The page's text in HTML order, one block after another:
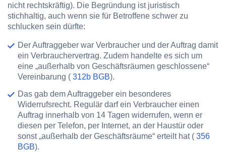
nicht rechtskräftig). Die Begründung ist juristisch
stichhaltig, auch wenn sie für Betroffene schwer zu
schlucken sein dürfte:
Der Auftraggeber war Verbraucher und der Auftrag damit
ein Verbrauchervertrag. Zudem handelte es sich um
eine „außerhalb von Geschäftsräumen geschlossene“
Vereinbarung ( 312b BGB).
Das gab dem Auftraggeber ein besonderes
Widerrufsrecht. Regulär darf ein Verbraucher einen
Auftrag innerhalb von 14 Tagen widerrufen, wenn er
diesen per Telefon, per Internet, an der Haustür oder
sonst „außerhalb der Geschäftsräume“ erteilt hat ( 356
BGB).